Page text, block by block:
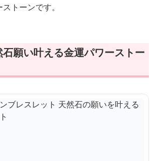
トーンです。
願い叶える金運パワーストー